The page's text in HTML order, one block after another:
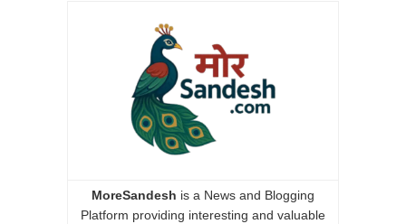
MoreSandesh is a News and Blogging
Platform providing interesting and valuable